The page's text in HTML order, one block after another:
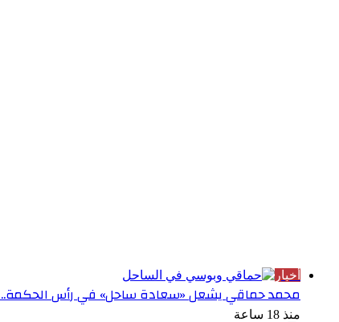
أخبار
محمد حماقي يشعل «سعادة ساحل» في رأس الحكمة..
منذ 18 ساعة